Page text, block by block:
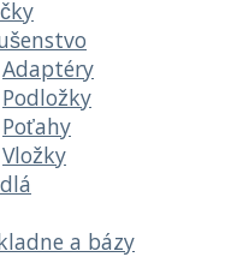
Adaptéry
Podložky
Poťahy
Vložky
a bázy